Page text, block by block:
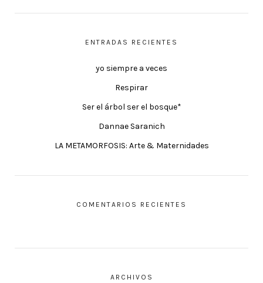
ENTRADAS RECIENTES
yo siempre a veces
Respirar
Ser el árbol ser el bosque*
Dannae Saranich
LA METAMORFOSIS: Arte & Maternidades
COMENTARIOS RECIENTES
ARCHIVOS